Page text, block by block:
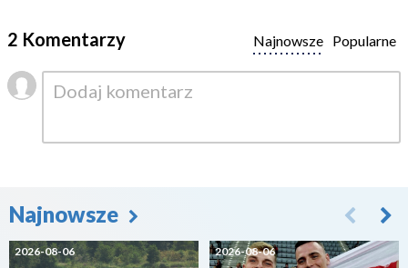
2 Komentarzy Popularne
Najnowsze
Najnowsze
2026-08-06 2026-08-06